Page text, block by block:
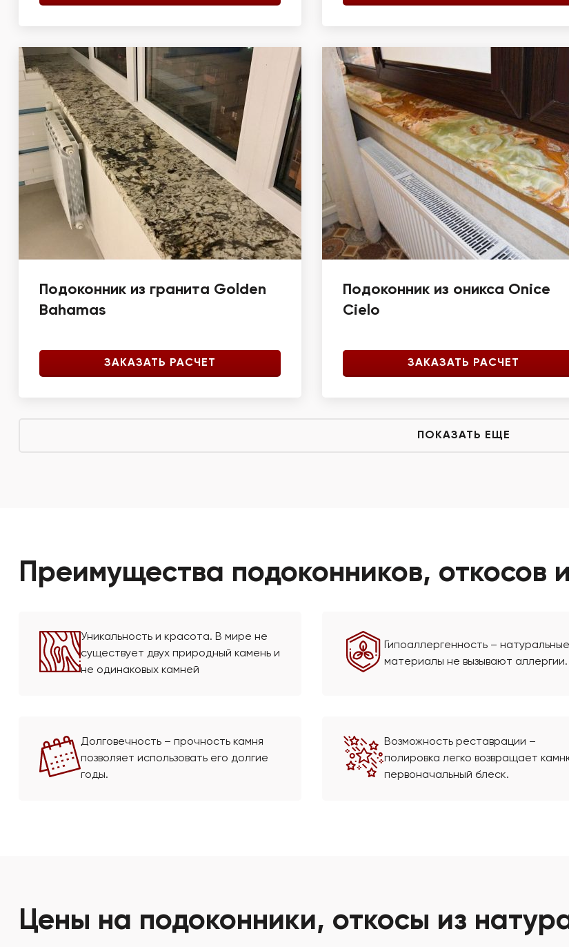
Подоконник из гранита Golden
Bahamas
ЗАКАЗАТЬ РАСЧЕТ
Подоконник из оникса Onice
Cielo
ЗАКАЗАТЬ РАСЧЕТ
ПОКАЗАТЬ ЕЩЕ
Преимущества подоконников, откосов
Уникальность и красота. В мире не
существует двух природный камень и
не одинаковых камней
Гипоаллергенность – натуральные
материалы не вызывают аллергии.
Долговечность – прочность камня
позволяет использовать его долгие
годы.
Возможность реставрации –
полировка легко возвращает
первоначальный блеск.
Цены на подоконники, откосы из